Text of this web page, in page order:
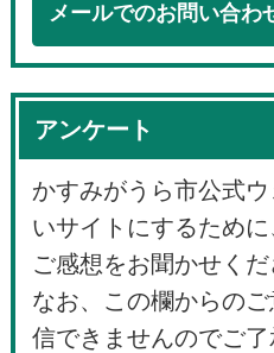
メールでのお問い合わ
アンケート
かすみがうら市公式
いサイトにするため
ご感想をお聞かせくだ
なお、この欄からの
信できませんのでご了